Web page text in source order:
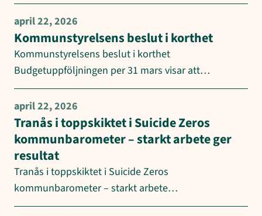
april 22, 2026
Kommunstyrelsens beslut i korthet
Kommunstyrelsens beslut i korthet
Budgetuppföljningen per 31 mars visar att…
april 22, 2026
Tranås i toppskiktet i Suicide Zeros
kommunbarometer – starkt arbete ger
resultat
Tranås i toppskiktet i Suicide Zeros
kommunbarometer – starkt arbete…